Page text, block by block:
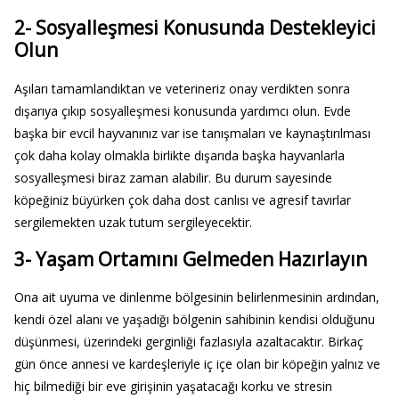
2- Sosyalleşmesi Konusunda Destekleyici
Olun
Aşıları tamamlandıktan ve veterineriz onay verdikten sonra
dışarıya çıkıp sosyalleşmesi konusunda yardımcı olun. Evde
başka bir evcil hayvanınız var ise tanışmaları ve kaynaştırılması
çok daha kolay olmakla birlikte dışarıda başka hayvanlarla
sosyalleşmesi biraz zaman alabilir. Bu durum sayesinde
köpeğiniz büyürken çok daha dost canlısı ve agresif tavırlar
sergilemekten uzak tutum sergileyecektir.
3- Yaşam Ortamını Gelmeden Hazırlayın
Ona ait uyuma ve dinlenme bölgesinin belirlenmesinin ardından,
kendi özel alanı ve yaşadığı bölgenin sahibinin kendisi olduğunu
düşünmesi, üzerindeki gerginliği fazlasıyla azaltacaktır. Birkaç
gün önce annesi ve kardeşleriyle iç içe olan bir köpeğin yalnız ve
hiç bilmediği bir eve girişinin yaşatacağı korku ve stresin